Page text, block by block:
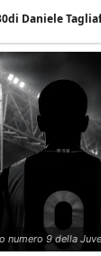
di Daniele
numero 9 della